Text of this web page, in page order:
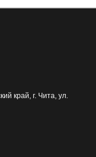
край, г. Чита ул.